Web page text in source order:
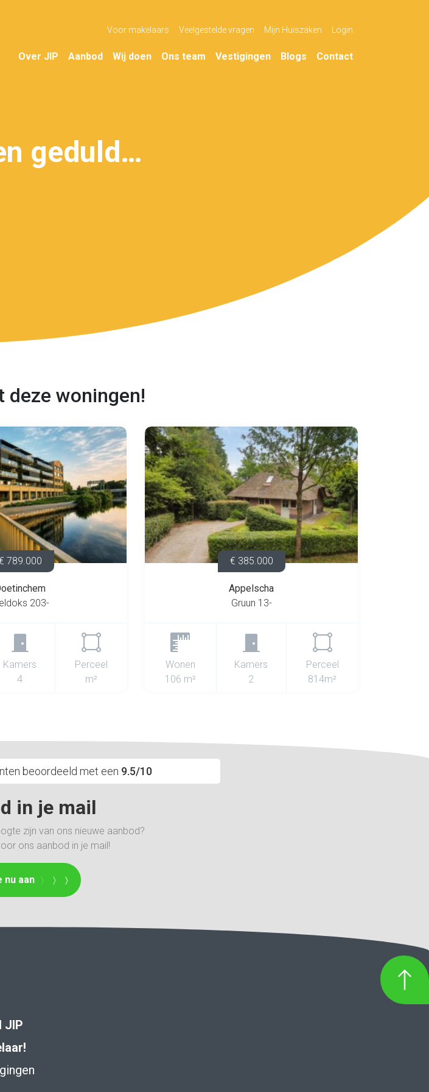
Voor makelaars Veelgestelde vragen Mijn Huiszaken Login
Over JIP Aanbod Wij doen Ons team Vestigingen Blogs Contact
geduld…
deze woningen!
789.000
203-
Kamers
4
Perceel
m²
€ 385.000
Appelscha
Gruun 13-
Wonen
106 m²
Kamers
2
Perceel
814m²
beoordeeld met een 9.5/10
in je mail
zijn van ons nieuwe aanbod?
ons aanbod in je mail!
nu aan
JIP